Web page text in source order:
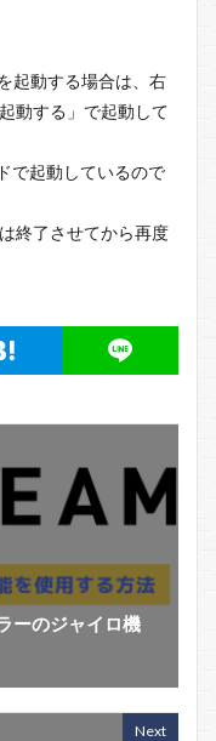
起動する場合は、右
動する」で起動して
で起動しているので
終了させてから再度
ーのジャイロ機
Next